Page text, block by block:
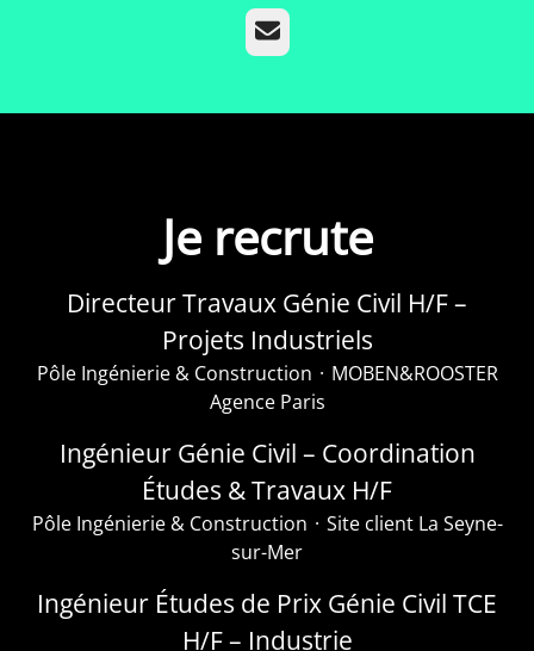
E-mail
Je recrute
Directeur Travaux Génie Civil H/F –
Projets Industriels
Pôle Ingénierie & Construction · MOBEN&ROOSTER
Agence Paris
Ingénieur Génie Civil – Coordination
Études & Travaux H/F
Pôle Ingénierie & Construction · Site client La Seyne-
sur-Mer
Ingénieur Études de Prix Génie Civil TCE
H/F – Industrie